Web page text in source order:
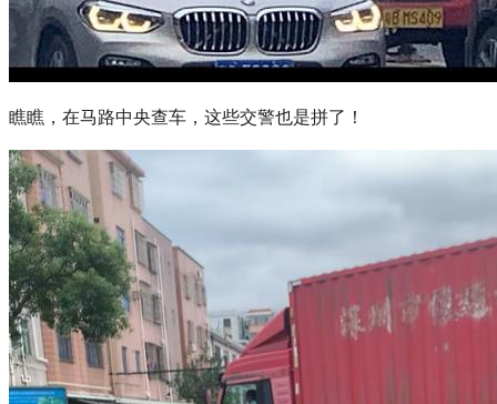
瞧瞧，在马路中央查车，这些交警也是拼了！